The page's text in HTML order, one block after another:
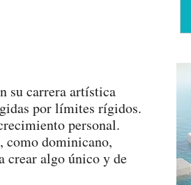
su carrera artística
por límites rígidos.
personal.
como dominicano,
crear algo único y de